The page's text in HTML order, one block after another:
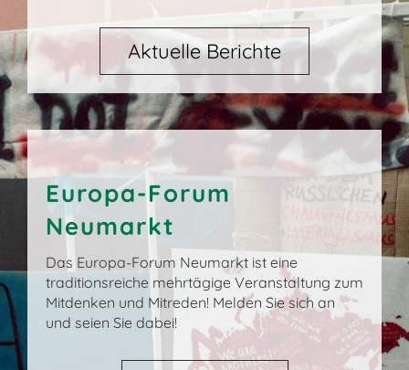
Aktuelle Berichte
Europa-Forum
Neumarkt
Das Europa-Forum Neumarkt ist eine
traditionsreiche mehrtägige Veranstaltung zum
Mitdenken und Mitreden! Melden Sie sich an
und seien Sie dabei!